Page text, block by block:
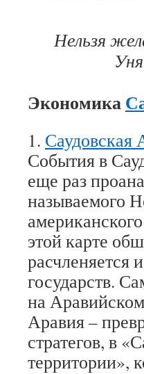
Нельзя
Экономика
1. Саудовская
События в
еще раз
называемого
этой карте
расчленяется
государств.
на
Аравия –
стратегов, в
территории»,